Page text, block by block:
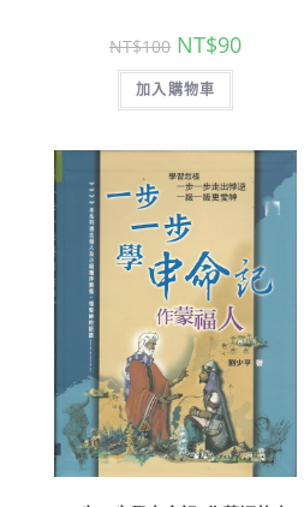
NT$100 NT$90
加入購物車